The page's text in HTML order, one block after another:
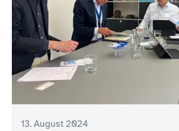
13. August 2024